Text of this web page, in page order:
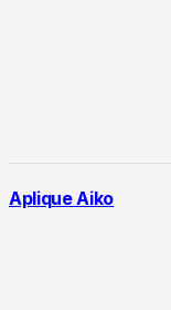
Aplique Aiko